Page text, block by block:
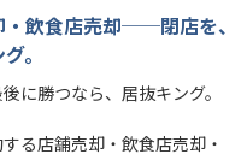
飲食店売却──閉店を、
。
勝つなら、居抜キング。
る店舗売却・飲食店売却・